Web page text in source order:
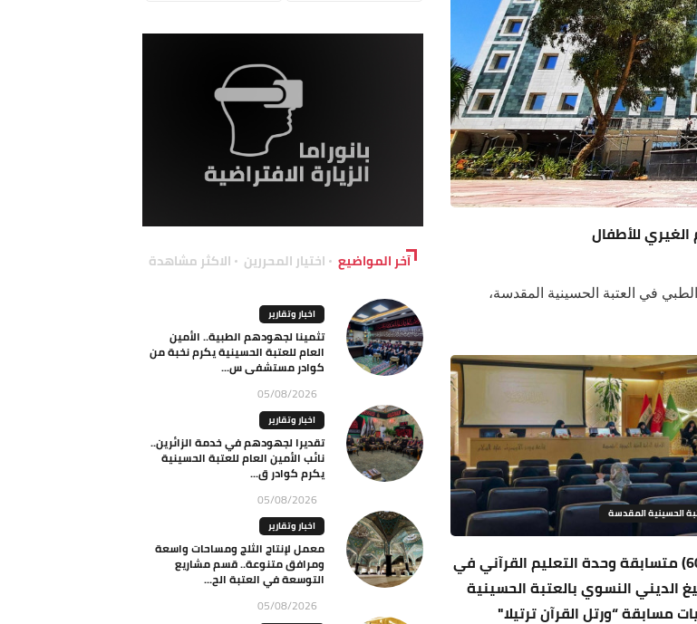
للأطفال
في العتبة الحسينية المقدسة،
الحسينية المقدسة
بمشاركة (60) متسابقة وحدة التعليم القرآني في
الديني النسوي بالعتبة الحسينية
مسابقة “ورتل القرآن ترتيلا"
آخر المواضيع اختيار المحررين الاكثر مشاهدة
اخبار وتقارير
تثمينا لجهودهم الطبية.. الأمين
العام للعتبة الحسينية يكرم نخبة من
كوادر مستشفى س...
05/08/2026
اخبار وتقارير
تقديرا لجهودهم في خدمة الزائرين..
نائب الأمين العام للعتبة الحسينية
يكرم كوادر ق...
05/08/2026
اخبار وتقارير
معمل لإنتاج الثلج ومساحات واسعة
ومرافق متنوعة.. قسم مشاريع
التوسعة في العتبة الح...
05/08/2026